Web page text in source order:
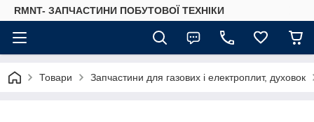
RMNT- ЗАПЧАСТИНИ ПОБУТОВОЇ ТЕХНІКИ
Товари Запчастини для газових і електроплит, духовок